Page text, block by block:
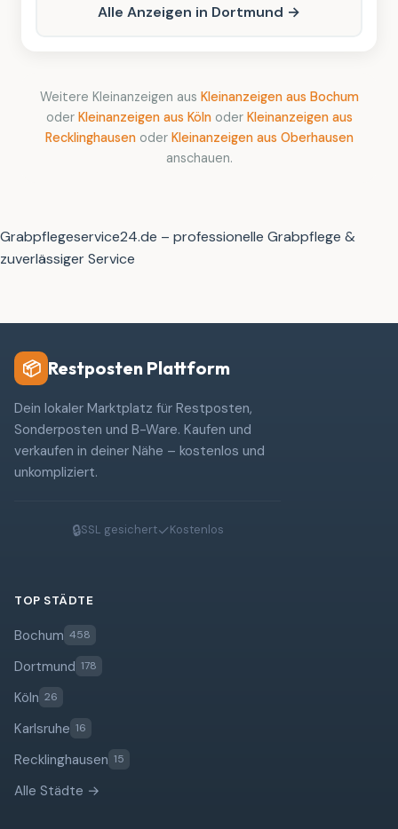
Alle Anzeigen in Dortmund →
Weitere Kleinanzeigen aus Kleinanzeigen aus Bochum
oder Kleinanzeigen aus Kölnoder Kleinanzeigen aus
Recklinghausenoder Kleinanzeigen aus Oberhausen
anschauen.
Grabpflegeservice24.de – professionelle Grabpflege &
zuverlässiger Service
📦 Restposten Plattform
Dein lokaler Marktplatz für Restposten,
Sonderposten und B-Ware. Kaufen und
verkaufen in deiner Nähe – kostenlos und
unkompliziert.
🔒SSL gesichert✓Kostenlos
TOP STÄDTE
Bochum 458
Dortmund 178
Köln 26
Karlsruhe 16
Recklinghausen 15
Alle Städte →